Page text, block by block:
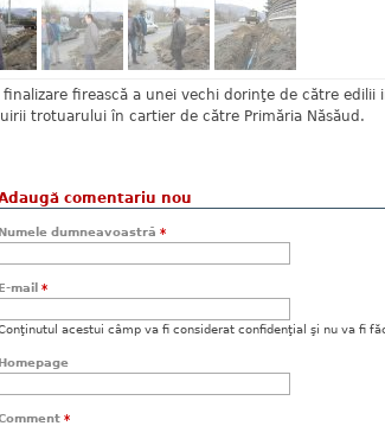
finalizare firească a unei vechi dorinţe de către
trotuarului în cartier de către Primăria Năsăud.
comentariu nou
Numele dumneavoastră *
E-mail *
acestui câmp va fi considerat confidenţial şi nu va fi
Homepage
*